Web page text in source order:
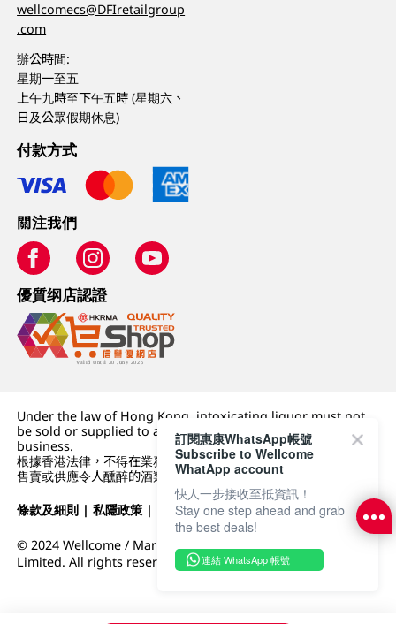
wellcomecs@DFIretailgroup
.com
辦公時間:
星期一至五
上午九時至下午五時 (星期六、
日及公眾假期休息)
付款方式
關注我們
優質纲店認證
Under the law of Hong Kong, intoxicating liquor must not
be sold or supplied to a minor (under 18) in the course of
business.
根據香港法律，不得在業務過程中，向未成年人 (18 歲以下人士)
售賣或供應令人醺醉的酒類。
條款及細則 |私隱政策 | DFI零售集團
© 2024 Wellcome / Market Place. The Dairy Farm Company
Limited. All rights reserved.
訂閱惠康WhatsApp帳號
Subscribe to Wellcome
WhatApp account
快人一步接收至抵資訊！
Stay one step ahead and grab
the best deals!
連結 WhatsApp 帳號